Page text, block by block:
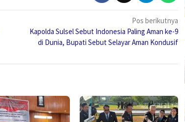
Pos berikutnya
Kapolda Sulsel Sebut Indonesia Paling Aman ke-9
di Dunia, Bupati Sebut Selayar Aman Kondusif